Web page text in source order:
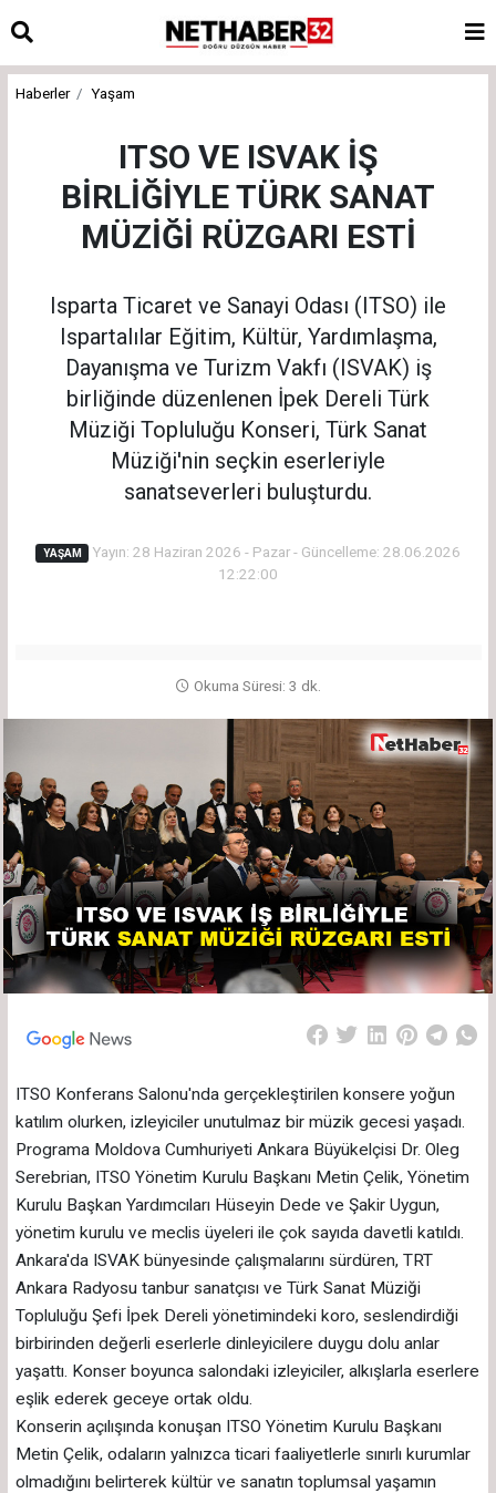
Haberler Yaşam
ITSO VE ISVAK İŞ
BİRLİĞİYLE TÜRK SANAT
MÜZİĞİ RÜZGARI ESTİ
Isparta Ticaret ve Sanayi Odası (ITSO) ile
Ispartalılar Eğitim, Kültür, Yardımlaşma,
Dayanışma ve Turizm Vakfı (ISVAK) iş
birliğinde düzenlenen İpek Dereli Türk
Müziği Topluluğu Konseri, Türk Sanat
Müziği'nin seçkin eserleriyle
sanatseverleri buluşturdu.
YAŞAM
Yayın: 28 Haziran 2026 - Pazar - Güncelleme: 28.06.2026
12:22:00
Okuma Süresi: 3 dk.
ITSO Konferans Salonu'nda gerçekleştirilen konsere yoğun
katılım olurken, izleyiciler unutulmaz bir müzik gecesi yaşadı.
Programa Moldova Cumhuriyeti Ankara Büyükelçisi Dr. Oleg
Serebrian, ITSO Yönetim Kurulu Başkanı Metin Çelik, Yönetim
Kurulu Başkan Yardımcıları Hüseyin Dede ve Şakir Uygun,
yönetim kurulu ve meclis üyeleri ile çok sayıda davetli katıldı.
Ankara'da ISVAK bünyesinde çalışmalarını sürdüren, TRT
Ankara Radyosu tanbur sanatçısı ve Türk Sanat Müziği
Topluluğu Şefi İpek Dereli yönetimindeki koro, seslendirdiği
birbirinden değerli eserlerle dinleyicilere duygu dolu anlar
yaşattı. Konser boyunca salondaki izleyiciler, alkışlarla eserlere
eşlik ederek geceye ortak oldu.
Konserin açılışında konuşan ITSO Yönetim Kurulu Başkanı
Metin Çelik, odaların yalnızca ticari faaliyetlerle sınırlı kurumlar
olmadığını belirterek kültür ve sanatın toplumsal yaşamın